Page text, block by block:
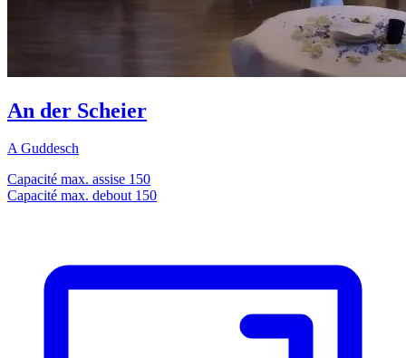
An der Scheier
A Guddesch
Capacité max. assise 150
Capacité max. debout 150